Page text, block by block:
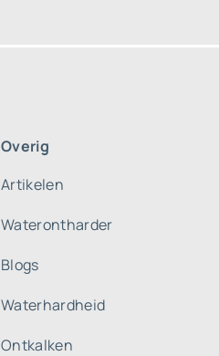
Overig
Artikelen
Waterontharder
Blogs
Waterhardheid
Ontkalken